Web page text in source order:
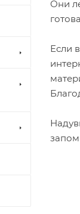
Они
Если